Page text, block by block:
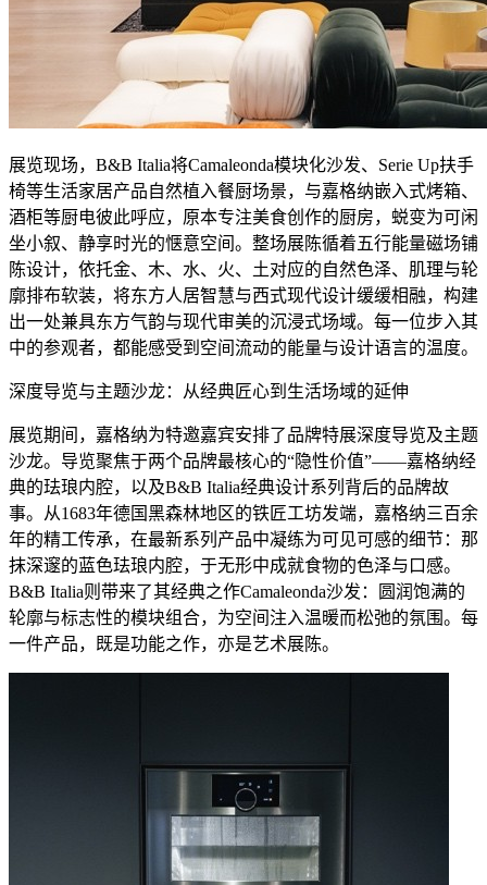
展览现场，B&B Italia将Camaleonda模块化沙发、Serie Up扶手
椅等生活家居产品自然植入餐厨场景，与嘉格纳嵌入式烤箱、
酒柜等厨电彼此呼应，原本专注美食创作的厨房，蜕变为可闲
坐小叙、静享时光的惬意空间。整场展陈循着五行能量磁场铺
陈设计，依托金、木、水、火、土对应的自然色泽、肌理与轮
廓排布软装，将东方人居智慧与西式现代设计缓缓相融，构建
出一处兼具东方气韵与现代审美的沉浸式场域。每一位步入其
中的参观者，都能感受到空间流动的能量与设计语言的温度。
深度导览与主题沙龙：从经典匠心到生活场域的延伸
展览期间，嘉格纳为特邀嘉宾安排了品牌特展深度导览及主题
沙龙。导览聚焦于两个品牌最核心的“隐性价值”——嘉格纳经
典的珐琅内腔，以及B&B Italia经典设计系列背后的品牌故
事。从1683年德国黑森林地区的铁匠工坊发端，嘉格纳三百余
年的精工传承，在最新系列产品中凝练为可见可感的细节：那
抹深邃的蓝色珐琅内腔，于无形中成就食物的色泽与口感。
B&B Italia则带来了其经典之作Camaleonda沙发：圆润饱满的
轮廓与标志性的模块组合，为空间注入温暖而松弛的氛围。每
一件产品，既是功能之作，亦是艺术展陈。